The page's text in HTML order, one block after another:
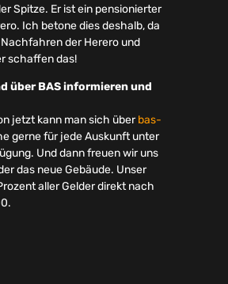
Spitze. Er ist ein pensionierter
Ich betone dies deshalb, da
der Herero und
schaffen das!
über BAS informieren und
jetzt kann man sich überbas-
gerne für jede Auskunft unter
Und dann freuen wir uns
das neue Gebäude. Unser
aller Gelder direkt nach